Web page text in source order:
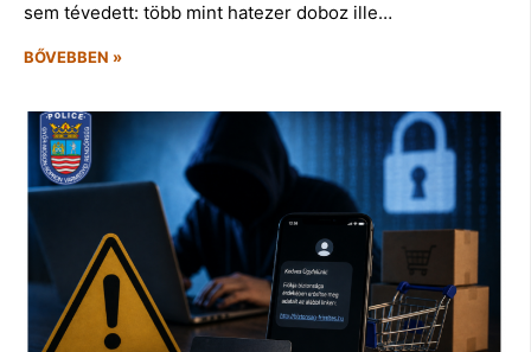
sem tévedett: több mint hatezer doboz ille…
BŐVEBBEN »